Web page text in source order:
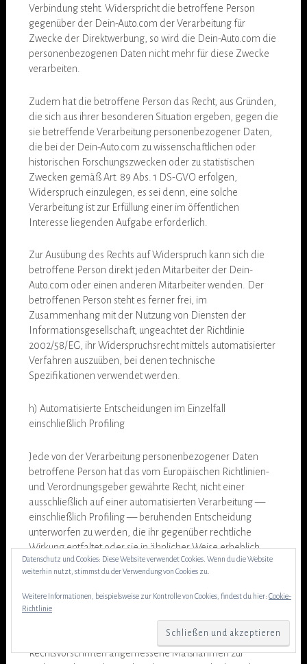
Verbindung steht. Widerspricht die betroffene Person
gegenüber der Dein-Auto.com der Verarbeitung für
Zwecke der Direktwerbung, so wird die Dein-Auto.com die
personenbezogenen Daten nicht mehr für diese Zwecke
verarbeiten.
Zudem hat die betroffene Person das Recht, aus Gründen,
die sich aus ihrer besonderen Situation ergeben, gegen die
sie betreffende Verarbeitung personenbezogener Daten,
die bei der Dein-Auto.com zu wissenschaftlichen oder
historischen Forschungszwecken oder zu statistischen
Zwecken gemäß Art. 89 Abs. 1 DS-GVO erfolgen,
Widerspruch einzulegen, es sei denn, eine solche
Verarbeitung ist zur Erfüllung einer im öffentlichen
Interesse liegenden Aufgabe erforderlich.
Zur Ausübung des Rechts auf Widerspruch kann sich die
betroffene Person direkt jeden Mitarbeiter der Dein-
Auto.com oder einen anderen Mitarbeiter wenden. Der
betroffenen Person steht es ferner frei, im
Zusammenhang mit der Nutzung von Diensten der
Informationsgesellschaft, ungeachtet der Richtlinie
2002/58/EG, ihr Widerspruchsrecht mittels automatisierter
Verfahren auszuüben, bei denen technische
Spezifikationen verwendet werden.
h) Automatisierte Entscheidungen im Einzelfall
einschließlich Profiling
Jede von der Verarbeitung personenbezogener Daten
betroffene Person hat das vom Europäischen Richtlinien-
und Verordnungsgeber gewährte Recht, nicht einer
ausschließlich auf einer automatisierten Verarbeitung —
einschließlich Profiling — beruhenden Entscheidung
unterworfen zu werden, die ihr gegenüber rechtliche
Wirkung entfaltet oder sie in ähnlicher Weise erheblich
beeinträchtigt, sofern die Entscheidung (1) nicht für den
Abschluss oder die Erfüllung eines Vertrags zwischen der
betroffenen Person und dem Verantwortlichen
erforderlich ist, oder (2) aufgrund von Rechtsvorschriften
der Union oder der Mitgliedstaaten, denen der
Verantwortliche unterliegt, zulässig ist und diese
Rechtsvorschriften angemessene Maßnahmen zur
Datenschutz und Cookies: Diese Website verwendet Cookies. Wenn du die Website
weiterhin nutzt, stimmst du der Verwendung von Cookies zu.
Weitere Informationen, beispielsweise zur Kontrolle von Cookies, findest du hier: Cookie-
Richtlinie